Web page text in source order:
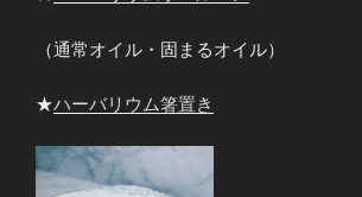
（通常オイル・固まるオイル）
★ハーバリウム箸置き